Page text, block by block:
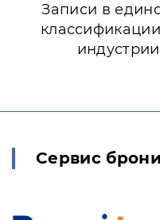
Записи в
Сервис